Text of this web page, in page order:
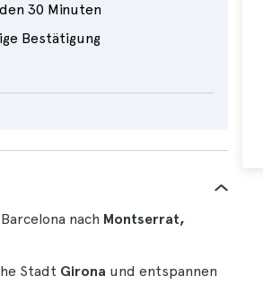
30 Minuten
Bestätigung
nach Montserrat,
Stadt Girona und entspannen